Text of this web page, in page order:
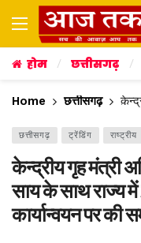
होम छत्तीसगढ़
Home छत्तीसगढ़
छत्तीसगढ़ ट्रेंडिंग राष्ट्रीय
केन्द्रीय गृह मंत्री
साय के साथ राज्य
कार्यान्वयन पर की